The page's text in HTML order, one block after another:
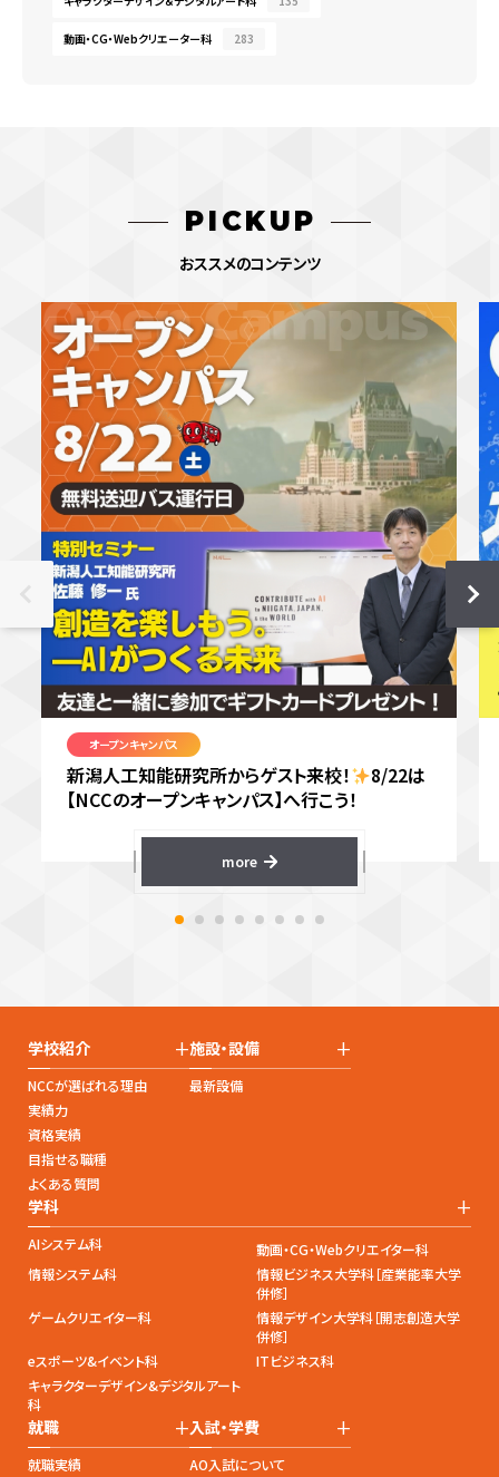
動画・CG・Webクリエーター科 283
PICKUP
おススメのコンテンツ
オープンキャンパス
新潟人工知能研究所からゲスト来校！
8/22は
【NCCのオープンキャンパス】へ行こう！
more
学校紹介 +
NCCが選ばれる理由
実績力
資格実績
目指せる職種
よくある質問
施設・設備 +
最新設備
学科 +
AIシステム科
動画・CG・Webクリエイター科
情報システム科
情報ビジネス大学科［産業能率大学
併修］
ゲームクリエイター科
情報デザイン大学科［開志創造大学
併修］
eスポーツ&イベント科
ITビジネス科
キャラクターデザイン&デジタルアート
科
就職 +
就職実績
入試・学費 +
AO入試について